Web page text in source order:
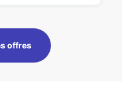
offres